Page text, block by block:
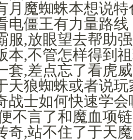
月魔蜘蛛本想说特
电僵王有力量路线
服,放眼望去帮助
本,不管怎样得到
套,差点忘了看虎
天狼蜘蛛或者说玩
战士如何快速学会
不言了和魔血项
奇,站不住了于天